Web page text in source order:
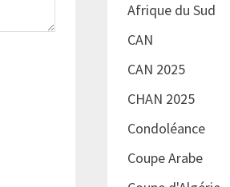
Afrique du Sud
CAN
CAN 2025
CHAN 2025
Condoléance
Coupe Arabe